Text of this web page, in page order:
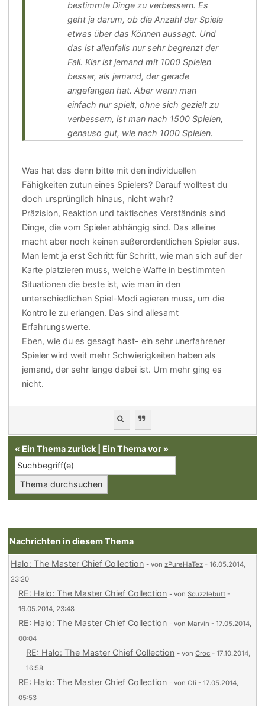
bestimmte Dinge zu verbessern. Es
geht ja darum, ob die Anzahl der Spiele
etwas über das Können aussagt. Und
das ist allenfalls nur sehr begrenzt der
Fall. Klar ist jemand mit 1000 Spielen
besser, als jemand, der gerade
angefangen hat. Aber wenn man
einfach nur spielt, ohne sich gezielt zu
verbessern, ist man nach 1500 Spielen,
genauso gut, wie nach 1000 Spielen.
Was hat das denn bitte mit den individuellen
Fähigkeiten zutun eines Spielers? Darauf wolltest du
doch ursprünglich hinaus, nicht wahr?
Präzision, Reaktion und taktisches Verständnis sind
Dinge, die vom Spieler abhängig sind. Das alleine
macht aber noch keinen außerordentlichen Spieler aus.
Man lernt ja erst Schritt für Schritt, wie man sich auf der
Karte platzieren muss, welche Waffe in bestimmten
Situationen die beste ist, wie man in den
unterschiedlichen Spiel-Modi agieren muss, um die
Kontrolle zu erlangen. Das sind allesamt
Erfahrungswerte.
Eben, wie du es gesagt hast- ein sehr unerfahrener
Spieler wird weit mehr Schwierigkeiten haben als
jemand, der sehr lange dabei ist. Um mehr ging es
nicht.
« Ein Thema zurück Ein Thema vor »
Nachrichten in diesem Thema
Halo: The Master Chief Collection - vonzPureHaTez - 16.05.2014,
23:20
RE: Halo: The Master Chief Collection - vonScuzzlebutt -
16.05.2014, 23:48
RE: Halo: The Master Chief Collection - von Marvin - 17.05.2014,
00:04
RE: Halo: The Master Chief Collection - vonCroc - 17.10.2014,
16:58
RE: Halo: The Master Chief Collection - vonOli - 17.05.2014,
05:53